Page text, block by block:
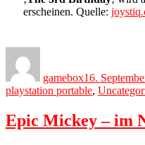
erscheinen. Quelle:
gamebox16.
playstation portable,
Epic Mickey – im